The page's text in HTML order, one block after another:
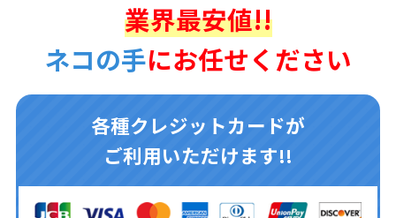
業界最安値!!
ネコの手にお任せください
各種クレジットカードが
ご利用いただけます!!